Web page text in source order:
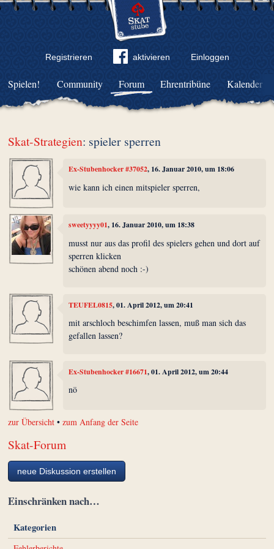
Registrieren aktivieren Einloggen
Community Forum Ehrentribüne Kalender
Spielen!
Skat-Strategien: spieler sperren
Ex-Stubenhocker #37052, 16. Januar 2010, um 18:06
wie kann ich einen mitspieler sperren,
sweetyyyy01, 16. Januar 2010, um 18:38
musst nur aus das profil des spielers gehen und dort auf
sperren klicken
schönen abend noch :-)
TEUFEL0815, 01. April 2012, um 20:41
mit arschloch beschimfen lassen, muß man sich das
gefallen lassen?
Ex-Stubenhocker #16671, 01. April 2012, um 20:44
nö
zur Übersicht •zum Anfang der Seite
Skat-Forum
neue Diskussion erstellen
Einschränken nach…
Kategorien